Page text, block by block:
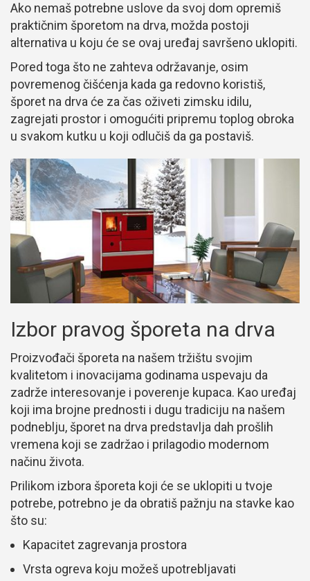
Ako nemaš potrebne uslove da svoj dom opremiš
praktičnim šporetom na drva, možda postoji
alternativa u koju će se ovaj uređaj savršeno uklopiti.
Pored toga što ne zahteva održavanje, osim
povremenog čišćenja kada ga redovno koristiš,
šporet na drva će za čas oživeti zimsku idilu,
zagrejati prostor i omogućiti pripremu toplog obroka
u svakom kutku u koji odlučiš da ga postaviš.
Izbor pravog šporeta na drva
Proizvođači šporeta na našem tržištu svojim
kvalitetom i inovacijama godinama uspevaju da
zadrže interesovanje i poverenje kupaca. Kao uređaj
koji ima brojne prednosti i dugu tradiciju na našem
podneblju, šporet na drva predstavlja dah prošlih
vremena koji se zadržao i prilagodio modernom
načinu života.
Prilikom izbora šporeta koji će se uklopiti u tvoje
potrebe, potrebno je da obratiš pažnju na stavke kao
što su:
Kapacitet zagrevanja prostora
Vrsta ogreva koju možeš upotrebljavati